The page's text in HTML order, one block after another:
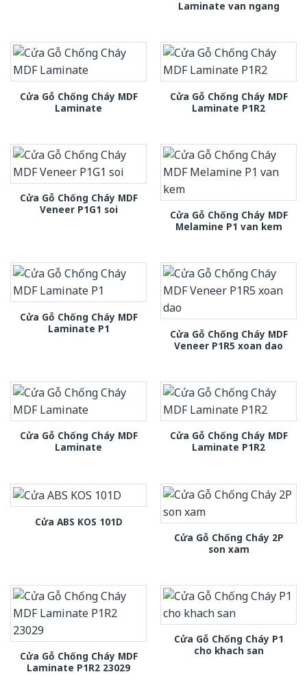
Laminate van ngang
Cửa Gỗ Chống Cháy MDF
Laminate
Cửa Gỗ Chống Cháy MDF
Laminate P1R2
Cửa Gỗ Chống Cháy MDF
Veneer P1G1 soi
Cửa Gỗ Chống Cháy MDF
Melamine P1 van kem
Cửa Gỗ Chống Cháy MDF
Laminate P1
Cửa Gỗ Chống Cháy MDF
Veneer P1R5 xoan dao
Cửa Gỗ Chống Cháy MDF
Laminate
Cửa Gỗ Chống Cháy MDF
Laminate P1R2
Cửa ABS KOS 101D
Cửa Gỗ Chống Cháy 2P
son xam
Cửa Gỗ Chống Cháy MDF
Laminate P1R2 23029
Cửa Gỗ Chống Cháy P1
cho khach san